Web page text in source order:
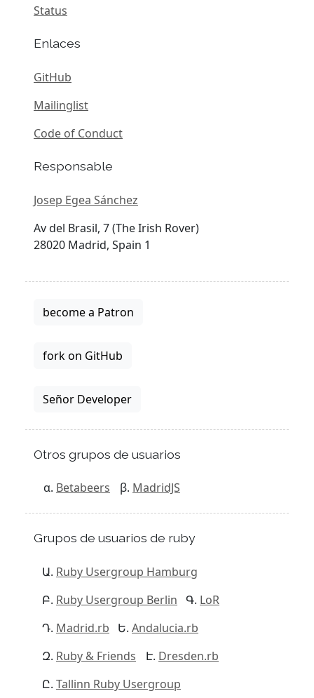
Status
Enlaces
GitHub
Mailinglist
Code of Conduct
Responsable
Josep Egea Sánchez
Av del Brasil, 7 (The Irish Rover)
28020 Madrid, Spain 1
become a Patron
fork on GitHub
Señor Developer
Otros grupos de usuarios
Betabeers MadridJS
Grupos de usuarios de ruby
Ruby Usergroup Hamburg
Ruby Usergroup Berlin
LoR
Madrid.rb
Andalucia.rb
Ruby & Friends
Dresden.rb
Tallinn Ruby Usergroup